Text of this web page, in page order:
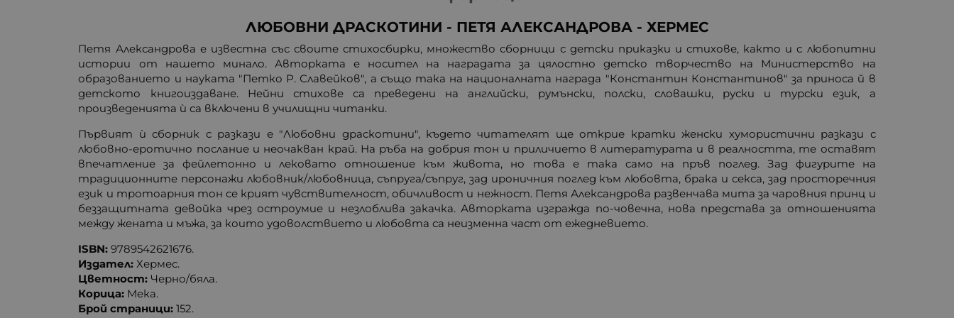
ЛЮБОВНИ ДРАСКОТИНИ - ПЕТЯ АЛЕКСАНДРОВА - ХЕРМЕС
Петя Александрова е известна със своите стихосбирки, множество сборници с детски приказки и стихове, както и с любопитни
истории от нашето минало. Авторката е носител на наградата за цялостно детско творчество на Министерство на
образованието и науката "Петко Р. Славейков", а също така на националната награда "Константин Константинов" за приноса й в
детското книгоиздаване. Нейни стихове са преведени на английски, румънски, полски, словашки, руски и турски език, а
произведенията ѝ са включени в училищни читанки.
Първият ѝ сборник с разкази е "Любовни драскотини", където читателят ще открие кратки женски хумористични разкази с
любовно-еротично послание и неочакван край. На ръба на добрия тон и приличието в литературата и в реалността, те оставят
впечатление за фейлетонно и лековато отношение към живота, но това е така само на пръв поглед. Зад фигурите на
традиционните персонажи любовник/любовница, съпруга/съпруг, зад ироничния поглед към любовта, брака и секса, зад просторечния
език и тротоарния тон се крият чувствителност, обичливост и нежност. Петя Александрова развенчава мита за чаровния принц и
беззащитната девойка чрез остроумие и незлоблива закачка. Авторката изгражда по-човечна, нова представа за отношенията
между жената и мъжа, за които удоволствието и любовта са неизменна част от ежедневието.
ISBN: 9789542621676.
Издател: Хермес.
Цветност: Черно/бяла.
Корица: Мека.
Брой страници: 152.